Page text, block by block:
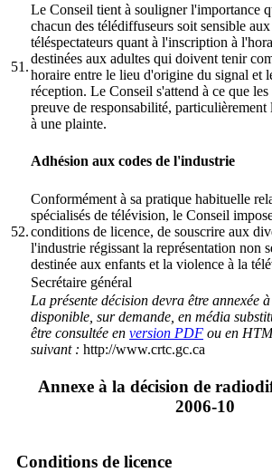
51.
Le Conseil tient à souligner l'importance
chacun des télédiffuseurs soit sensible
téléspectateurs quant à l'inscription à
destinées aux adultes qui doivent tenir
horaire entre le lieu d'origine du signal et
réception. Le Conseil s'attend à ce que
preuve de responsabilité, particulièrement
à une plainte.
Adhésion aux codes de l'industrie
52.
Conformément à sa pratique habituelle
spécialisés de télévision, le Conseil
conditions de licence, de souscrire aux
l'industrie régissant la représentation non
destinée aux enfants et la violence à la
Secrétaire général
La présente décision devra être annexée
disponible, sur demande, en média
être consultée en version PDF ou en
suivant : http://www.crtc.gc.ca
Annexe à la décision de
2006-10
Conditions de licence